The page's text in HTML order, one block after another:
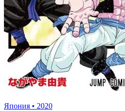
Япония • 2020